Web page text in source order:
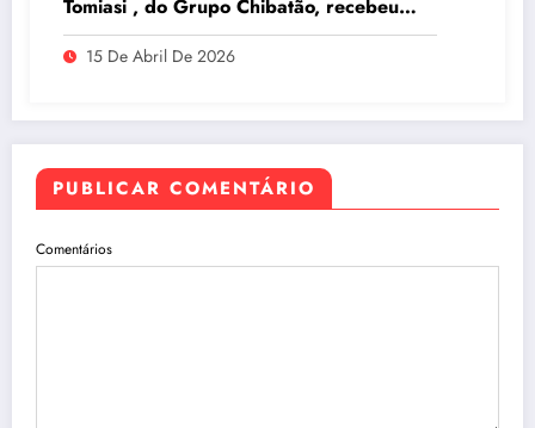
Tomiasi , do Grupo Chibatão, recebeu
prêmio da Log-In na Intermodal South
America 2026, em São Paulo
15 De Abril De 2026
PUBLICAR COMENTÁRIO
Comentários